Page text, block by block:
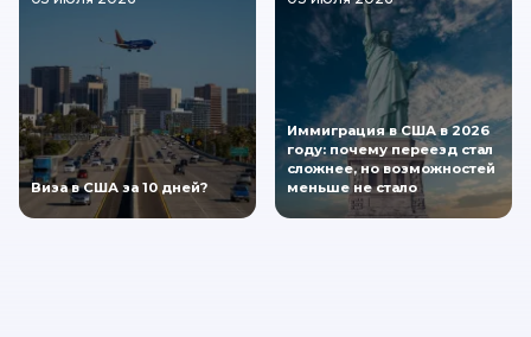
Виза в США за 10 дней?
Иммиграция в США в 2026
году: почему переезд стал
сложнее, но возможностей
меньше не стало